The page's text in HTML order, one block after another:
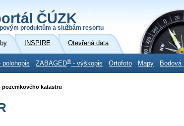
ČÚZK
produktům a službám resortu
INSPIRE Otevřená data
polohopis ZABAGED® - výškopis Ortofoto Mapy Bodová
pozemkového katastru